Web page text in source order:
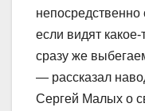
непосредственно
если видят
сразу же
— рассказал
Сергей Малых о